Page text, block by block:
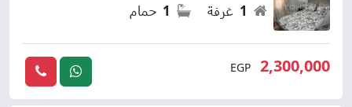
1 غرفة 1 حمام
2,300,000
EGP